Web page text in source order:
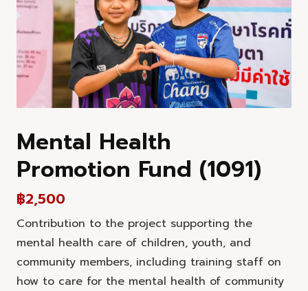
Mental Health
Promotion Fund (1091)
฿2,500
Contribution to the project supporting the
mental health care of children, youth, and
community members, including training staff on
how to care for the mental health of community